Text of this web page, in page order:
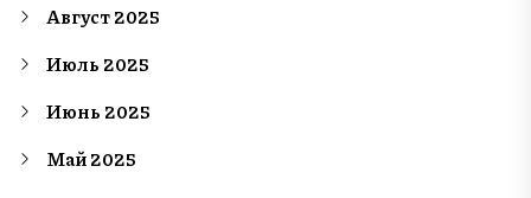
Август 2025
Июль 2025
Июнь 2025
Май 2025